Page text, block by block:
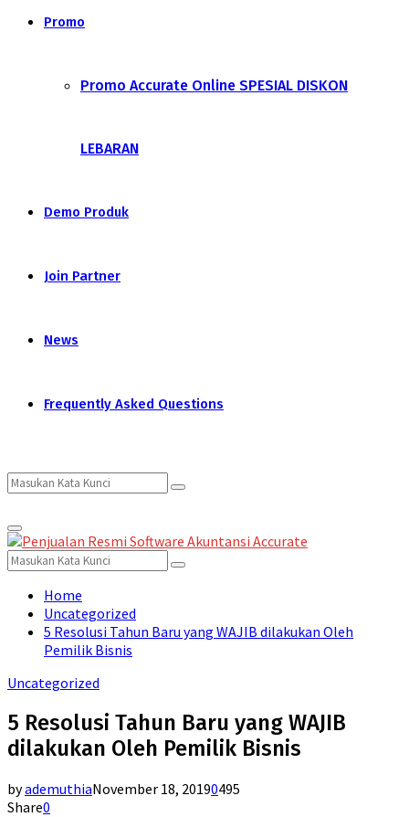
Promo
Promo Accurate Online SPESIAL DISKON
LEBARAN
Demo Produk
Join Partner
News
Frequently Asked Questions
Search
for:
Search
Primary
Menu
Search
for:
Search
Home
Uncategorized
5 Resolusi Tahun Baru yang WAJIB dilakukan Oleh
Pemilik Bisnis
Uncategorized
5 Resolusi Tahun Baru yang WAJIB
dilakukan Oleh Pemilik Bisnis
byademuthiaNovember 18, 20190495
Share0